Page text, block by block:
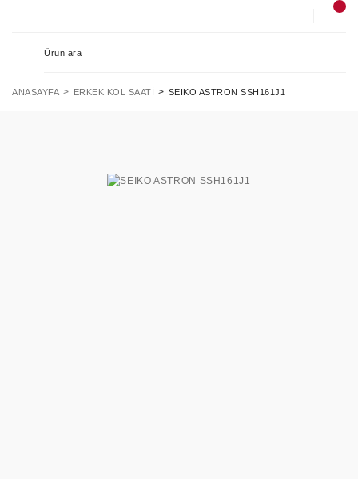
ANASAYFA ERKEK KOL SAATI SEIKO ASTRON SSH161J1